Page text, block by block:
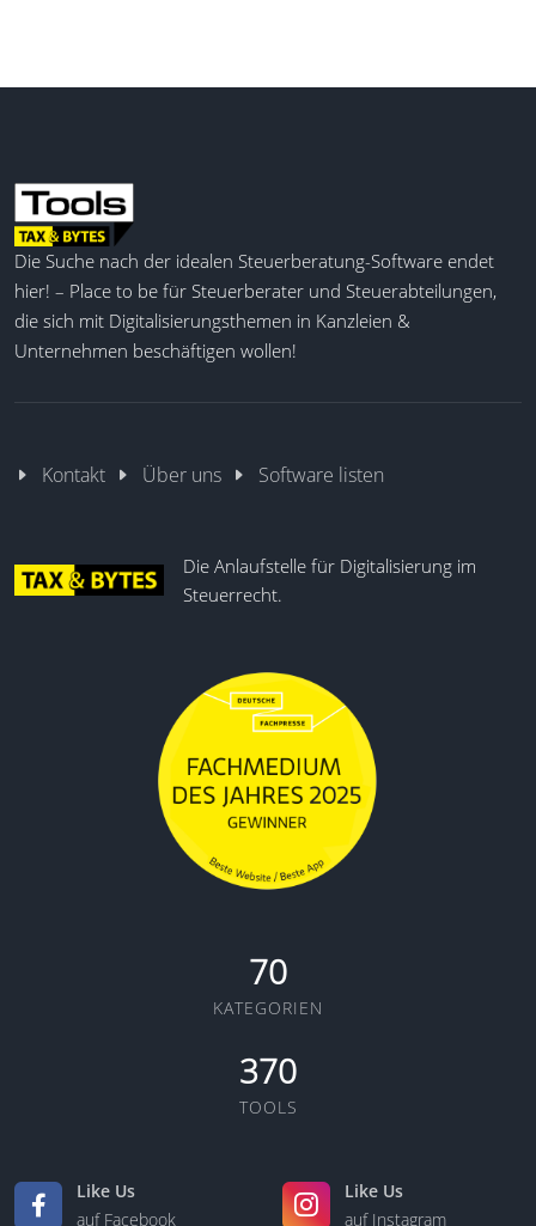
Die Suche nach der idealen Steuerberatung-Software endet
hier! – Place to be für Steuerberater und Steuerabteilungen,
die sich mit Digitalisierungsthemen in Kanzleien &
Unternehmen beschäftigen wollen!
Kontakt Über uns Software listen
Die Anlaufstelle für Digitalisierung im
Steuerrecht.
70
KATEGORIEN
370
TOOLS
Like Us
auf Facebook
Like Us
auf Instagram